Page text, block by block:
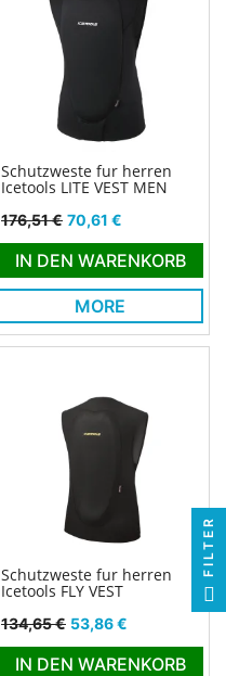
Schutzweste fur herren
Icetools LITE VEST MEN
Verkaufspreis
176,51 € Preis
70,61 €
IN DEN WARENKORB
MORE
Schutzweste fur herren
Icetools FLY VEST
Verkaufspreis
134,65 € Preis
53,86 €
IN DEN WARENKORB
FILTER